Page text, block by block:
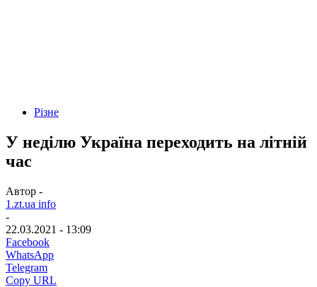
Різне
У неділю Україна переходить на літній
час
Автор -
1.zt.ua info
-
22.03.2021 - 13:09
Facebook
WhatsApp
Telegram
Copy URL